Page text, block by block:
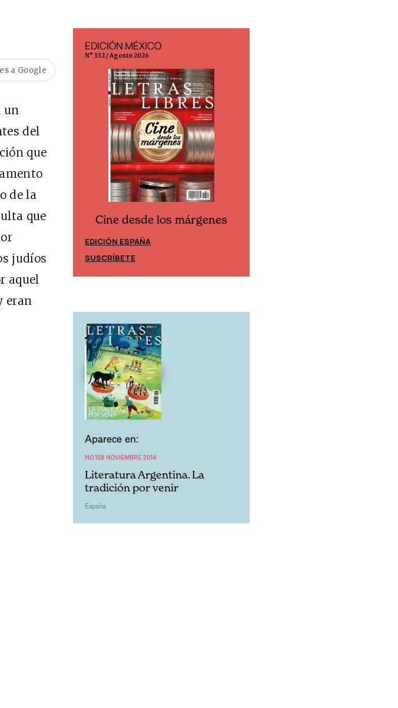
a Google
un
del
que
de la
que
judíos
aquel
eran
EDICIÓN MÉXICO
N° 332 / Agosto 2026
Cine desde los márgenes
EDICIÓN ESPAÑA
SUSCRÍBETE
Aparece en:
NO.158 NOVIEMBRE 2014
Literatura Argentina. La
tradición por venir
España